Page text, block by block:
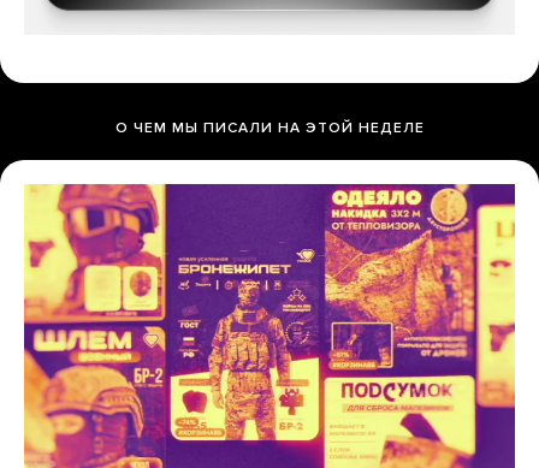
О ЧЕМ МЫ ПИСАЛИ НА ЭТОЙ НЕДЕЛЕ